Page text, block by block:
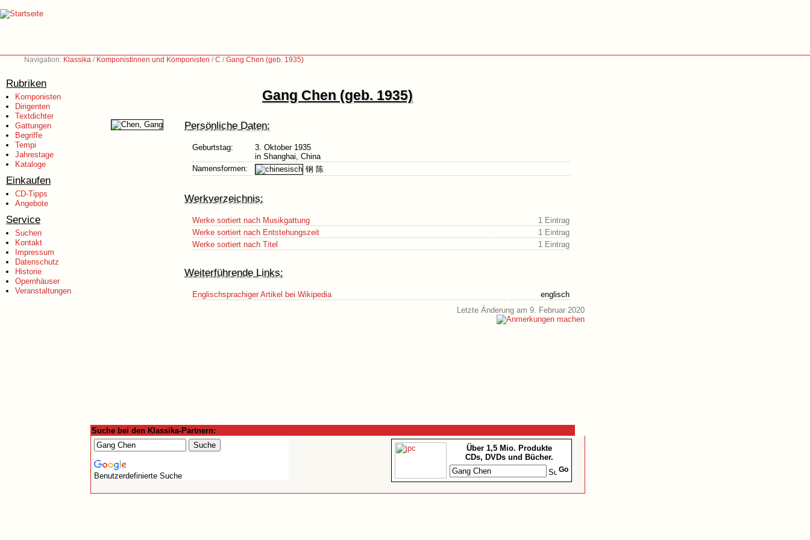
Navigation: Klassika / Komponistinnen und Komponisten /C /Gang Chen (geb. 1935)
Rubriken
Komponisten
Dirigenten
Textdichter
Gattungen
Begriffe
Tempi
Jahrestage
Kataloge
Einkaufen
CD-Tipps
Angebote
Service
Suchen
Kontakt
Impressum
Datenschutz
Historie
Opernhäuser
Veranstaltungen
Gang Chen (geb. 1935)
Persönliche Daten:
Geburtstag:
3. Oktober 1935
in Shanghai, China
Namensformen:
钢 陈
Werkverzeichnis:
Werke sortiert nach Musikgattung
1 Eintrag
Werke sortiert nach Entstehungszeit
1 Eintrag
Werke sortiert nach Titel
1 Eintrag
Weiterführende Links:
Englischsprachiger Artikel bei Wikipedia
englisch
Letzte Änderung am 9. Februar 2020
Suche bei den Klassika-Partnern:
Benutzerdefinierte Suche
Über 1,5 Mio. Produkte
CDs, DVDs und Bücher.
Go